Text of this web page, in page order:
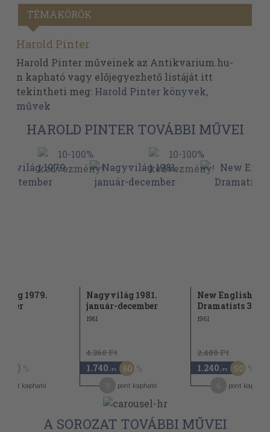
TÉMAKÖRÖK
Harold Pinter
Harold Pinter műveinek az Antikvarium.hu-
n kapható vagy előjegyezhető listáját itt
tekintheti meg: Harold Pinter könyvek,
művek
HAROLD PINTER TOVÁBBI MŰVEI
1979.
50
pont kapható
Nagyvilág 1981.
január-december
1981
4.360 Ft
1.740 ,-Ft 60
pont kapható
New English
Dramatists 3.
1961
2.480 Ft
1.240 ,-Ft 50
pont kapható
A SOROZAT TOVÁBBI MŰVEI